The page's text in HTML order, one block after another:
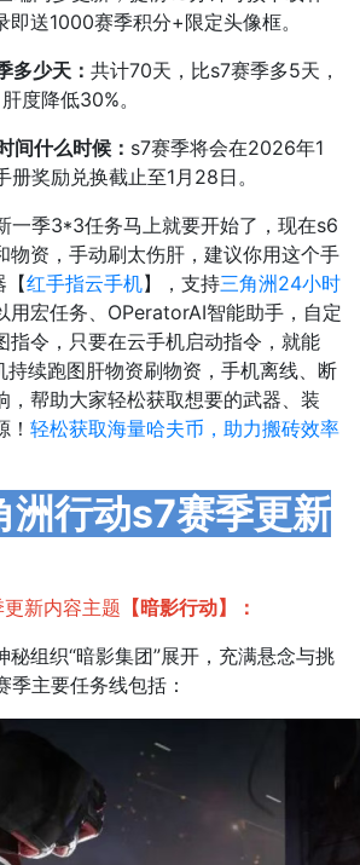
送1000赛季积分+限定头像框。
少天： 共计70天，比s7赛季多5天，
度降低30%。
什么时候： s7赛季将会在2026年1
册奖励兑换截止至1月28日。
一季3*3任务马上就要开始了，现在s6
物资，手动刷太伤肝，建议你用这个手
【红手指云手机】，支持三角洲24小时
用宏任务、OPeratorAI智能助手，自定
指令，只要在云手机启动指令，就能
续跑图肝物资刷物资，手机离线、断
，帮助大家轻松获取想要的武器、装
轻松获取海量哈夫币，助力搬砖效率
洲行动s7赛季更新
新内容主题 【暗影行动】：
组织“暗影集团”展开，充满悬念与挑
主要任务线包括：